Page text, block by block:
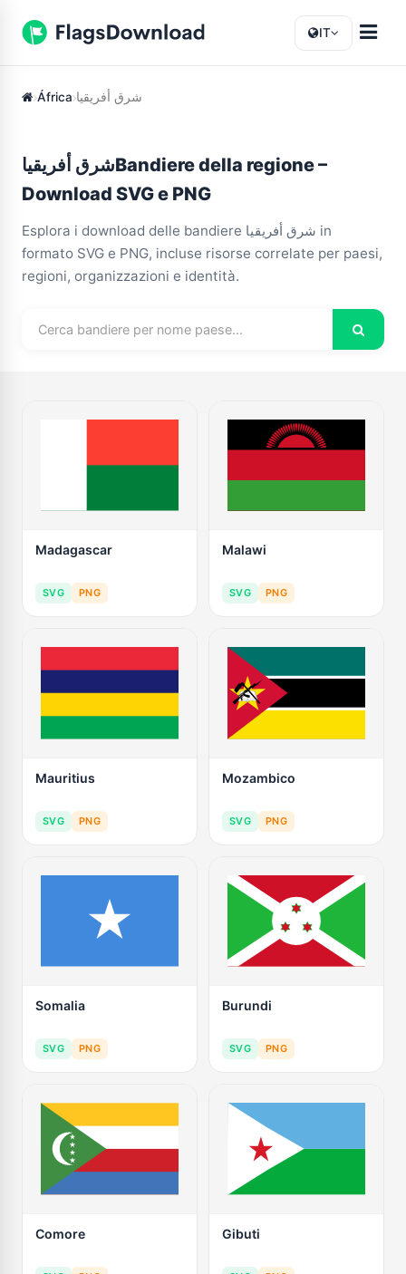
IT
África شرق أفريقيا
شرق أفريقياBandiere della regione –
Download SVG e PNG
Esplora i download delle bandiere شرق أفريقيا in
formato SVG e PNG, incluse risorse correlate per paesi,
regioni, organizzazioni e identità.
Madagascar
SVG PNG
Malawi
SVG PNG
Mauritius
SVG PNG
Mozambico
SVG PNG
Somalia
SVG PNG
Burundi
SVG PNG
Comore Gibuti